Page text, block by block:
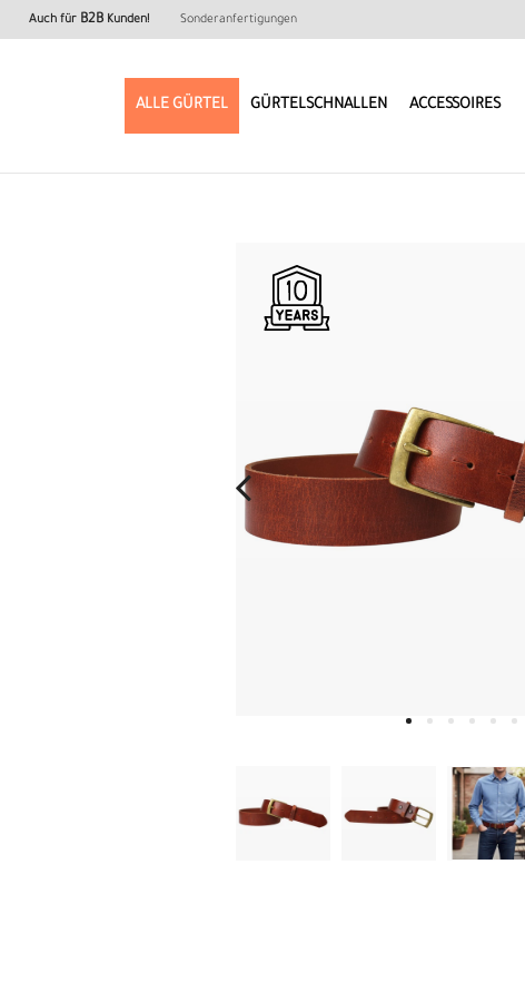
Auch für B2B Kunden! Sonderanfertigungen
ALLE GÜRTEL GÜRTELSCHNALLEN
W
ACCESSOIRES
A